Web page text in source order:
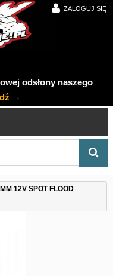
ZALOGUJ SIĘ
odsłony naszego
→
12V SPOT FLOOD